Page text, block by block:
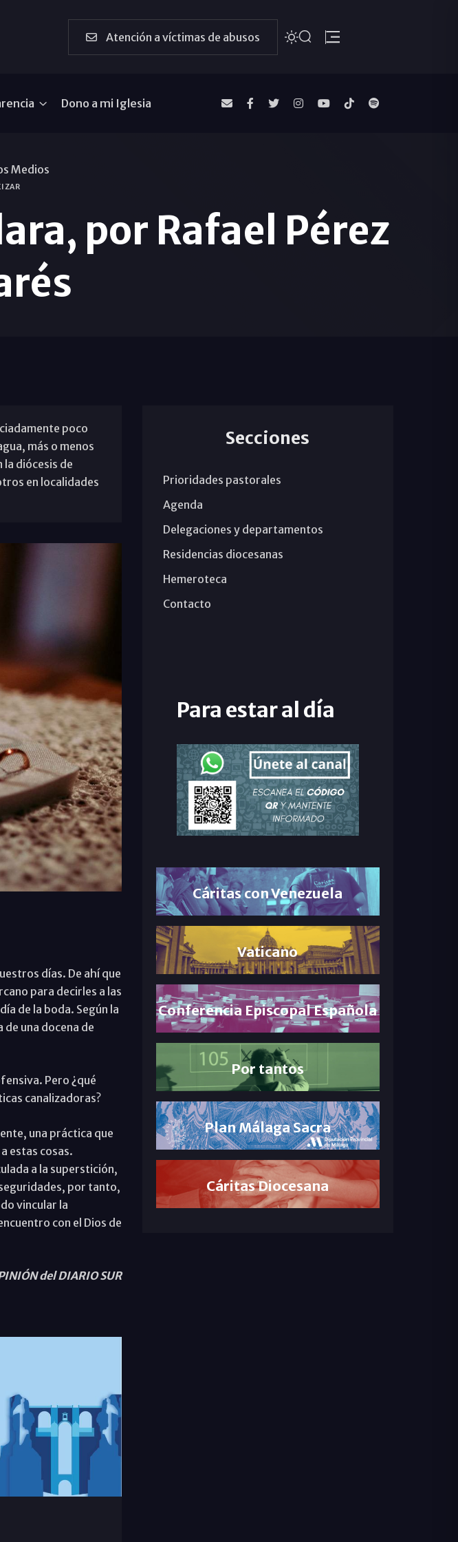
Atención a víctimas de abusos
Dono a mi Iglesia
Medios
por Rafael Pérez
poco
más o menos
la diócesis de
en localidades
días. De ahí que
para decirles a las
de la boda. Según la
una docena de
Pero ¿qué
canalizadoras?
una práctica que
estas cosas.
a la superstición,
por tanto,
vincular la
con el Dios de
del DIARIO SUR
Secciones
Prioridades pastorales
Agenda
Delegaciones y departamentos
Residencias diocesanas
Hemeroteca
Contacto
Para estar al día
Cáritas con Venezuela
Vaticano
Conferencia Episcopal Española
Por tantos
Plan Málaga Sacra
Cáritas Diocesana